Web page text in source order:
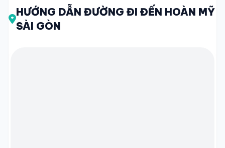
HƯỚNG DẪN ĐƯỜNG ĐI ĐẾN HOÀN MỸ
SÀI GÒN